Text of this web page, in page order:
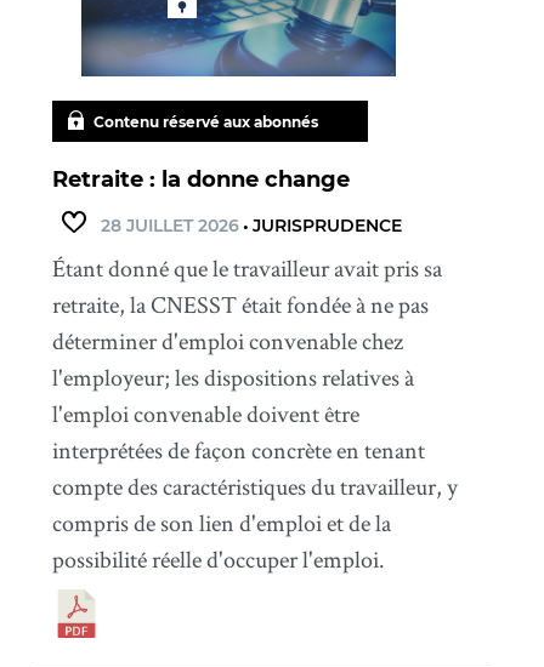
Contenu réservé aux abonnés
Retraite : la donne change
28 JUILLET 2026• JURISPRUDENCE
Étant donné que le travailleur avait pris sa
retraite, la CNESST était fondée à ne pas
déterminer d'emploi convenable chez
l'employeur; les dispositions relatives à
l'emploi convenable doivent être
interprétées de façon concrète en tenant
compte des caractéristiques du travailleur, y
compris de son lien d'emploi et de la
possibilité réelle d'occuper l'emploi.